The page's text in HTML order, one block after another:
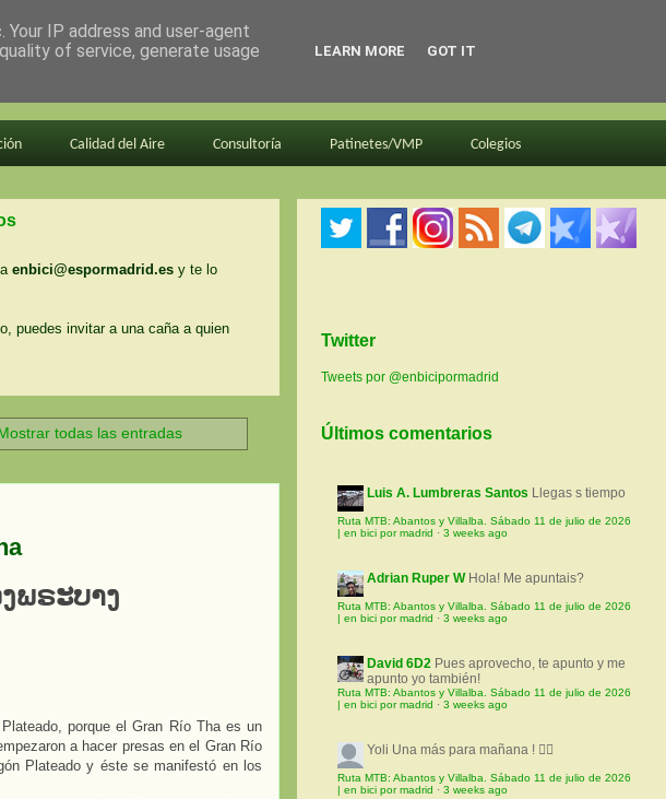
Calidad del Aire Consultoría Patinetes/VMP Colegios
enbici@espormadrid.es y te lo
puedes invitar a una caña a quien
todas las entradas
ພຣະບາງ
porque el Gran Río Tha es un
a hacer presas en el Gran Río
Plateado y éste se manifestó en los
Twitter
Tweets por @enbicipormadrid
Últimos comentarios
Luis A. Lumbreras Santos Llegas s tiempo
Ruta MTB: Abantos y Villalba. Sábado 11 de julio de 2026
| en bici por madrid · 3 weeks ago
Adrian Ruper W Hola! Me apuntais?
Ruta MTB: Abantos y Villalba. Sábado 11 de julio de 2026
| en bici por madrid · 3 weeks ago
David 6D2 Pues aprovecho, te apunto y me
apunto yo también!
Ruta MTB: Abantos y Villalba. Sábado 11 de julio de 2026
| en bici por madrid · 3 weeks ago
Yoli Una más para mañana ! 🚵‍♀️
Ruta MTB: Abantos y Villalba. Sábado 11 de julio de 2026
| en bici por madrid · 3 weeks ago
IP address and user-agent
of service, generate usage
LEARN MORE GOT IT